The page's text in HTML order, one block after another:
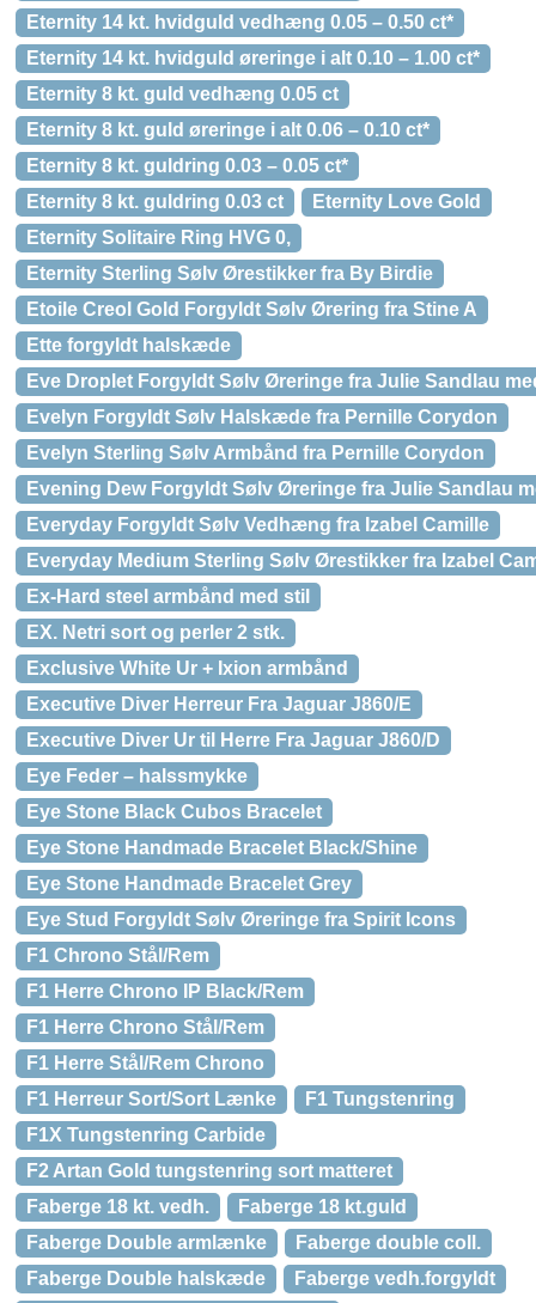
Eternity 14 kt. hvidguld vedhæng 0.05 – 0.50 ct*
Eternity 14 kt. hvidguld øreringe i alt 0.10 – 1.00 ct*
Eternity 8 kt. guld vedhæng 0.05 ct
Eternity 8 kt. guld øreringe i alt 0.06 – 0.10 ct*
Eternity 8 kt. guldring 0.03 – 0.05 ct*
Eternity 8 kt. guldring 0.03 ct
Eternity Love Gold
Eternity Solitaire Ring HVG 0,
Eternity Sterling Sølv Ørestikker fra By Birdie
Etoile Creol Gold Forgyldt Sølv Ørering fra Stine A
Ette forgyldt halskæde
Eve Droplet Forgyldt Sølv Øreringe fra Julie Sandlau
Evelyn Forgyldt Sølv Halskæde fra Pernille Corydon
Evelyn Sterling Sølv Armbånd fra Pernille Corydon
Evening Dew Forgyldt Sølv Øreringe fra Julie Sandlau
Everyday Forgyldt Sølv Vedhæng fra Izabel Camille
Everyday Medium Sterling Sølv Ørestikker fra Izabel
Ex-Hard steel armbånd med stil
EX. Netri sort og perler 2 stk.
Exclusive White Ur + Ixion armbånd
Executive Diver Herreur Fra Jaguar J860/E
Executive Diver Ur til Herre Fra Jaguar J860/D
Eye Feder – halssmykke
Eye Stone Black Cubos Bracelet
Eye Stone Handmade Bracelet Black/Shine
Eye Stone Handmade Bracelet Grey
Eye Stud Forgyldt Sølv Øreringe fra Spirit Icons
F1 Chrono Stål/Rem
F1 Herre Chrono IP Black/Rem
F1 Herre Chrono Stål/Rem
F1 Herre Stål/Rem Chrono
F1 Herreur Sort/Sort Lænke
F1 Tungstenring
F1X Tungstenring Carbide
F2 Artan Gold tungstenring sort matteret
Faberge 18 kt. vedh.
Faberge 18 kt.guld
Faberge Double armlænke
Faberge double coll.
Faberge Double halskæde
Faberge vedh.forgyldt